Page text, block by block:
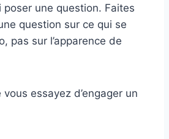
une question. Faites
question sur ce qui se
pas sur l’apparence de
vous essayez d’engager un